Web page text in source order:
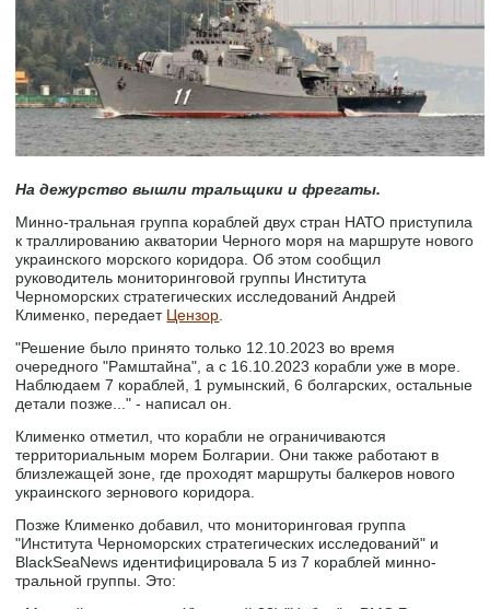
На дежурство вышли тральщики и фрегаты.
Минно-тральная группа кораблей двух стран НАТО приступила
к траллированию акватории Черного моря на маршруте нового
украинского морского коридора. Об этом сообщил
руководитель мониторинговой группы Института
Черноморских стратегических исследований Андрей
Клименко, передает Цензор
"Решение было принято только 12.10.2023 во время
очередного "Рамштайна", а с 16.10.2023 корабли уже в море.
Наблюдаем 7 кораблей, 1 румынский, 6 болгарских, остальные
детали позже..." - написал он.
Клименко отметил, что корабли не ограничиваются
территориальным морем Болгарии. Они также работают в
близлежащей зоне, где проходят маршруты балкеров нового
украинского зернового коридора.
Позже Клименко добавил, что мониторинговая группа
"Института Черноморских стратегических исследований" и
BlackSeaNews идентифицировала 5 из 7 кораблей минно-
тральной группы. Это: